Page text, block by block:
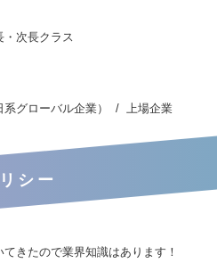
・次長クラス
グローバル企業） 上場企業
シー
きたので業界知識はあります！